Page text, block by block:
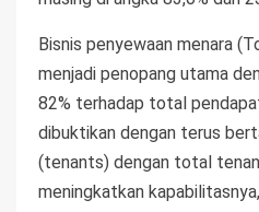
Bisnis penyewaan menara
menjadi penopang utama
82% terhadap total
dibuktikan dengan terus
(tenants) dengan total
meningkatkan